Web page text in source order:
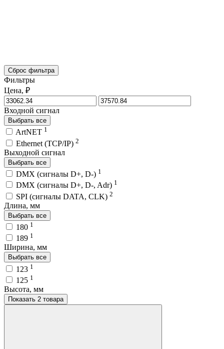
Сброс фильтра
Фильтры
Цена, ₽
Входной сигнал
Выбрать все
ArtNET 1
Ethernet (TCP/IP) 2
Выходной сигнал
Выбрать все
DMX (сигналы D+, D-) 1
DMX (сигналы D+, D-, Adr) 1
SPI (сигналы DATA, CLK) 2
Длина, мм
Выбрать все
180 1
189 1
Ширина, мм
Выбрать все
123 1
125 1
Высота, мм
Показать 2 товара